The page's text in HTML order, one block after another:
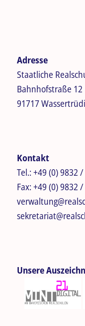
Adresse
Staatliche
Bahnhofstraße 12
91717
Kontakt
Tel.: +49 (0) 9832
Fax: +49 (0) 9832
Unsere